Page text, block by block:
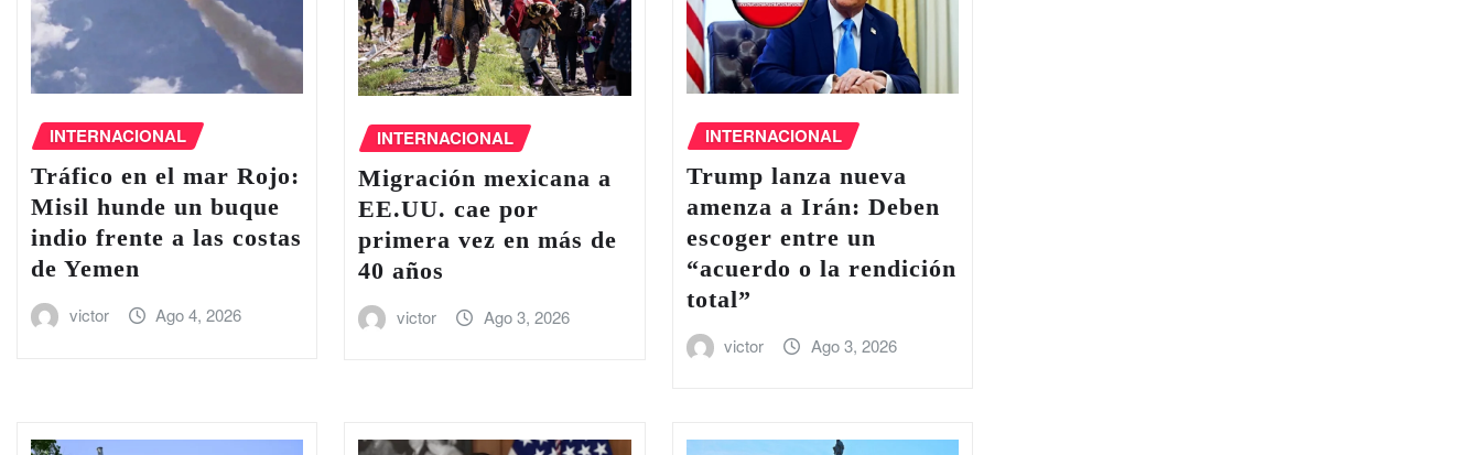
INTERNACIONAL
Tráfico en el ‌mar Rojo:
Misil hunde un buque
indio frente a las costas
de Yemen
victor Ago 4, 2026
INTERNACIONAL
Migración mexicana a
EE.UU. cae por
primera vez en más de
40 años
victor Ago 3, 2026
INTERNACIONAL
Trump lanza nueva
amenza a Irán: Deben
escoger entre un
“acuerdo o la rendición
total”
victor Ago 3, 2026